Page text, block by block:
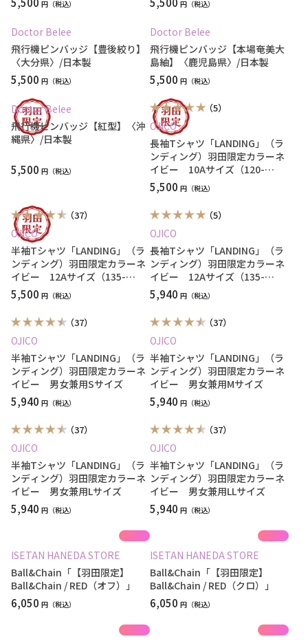
円 円
Doctor Belee
飛行機ピンバッジ【豊後絞り】
〈大分県〉/日本製
5,500 円
Doctor Belee
飛行機ピンバッジ【本場奄美大
島紬】〈鹿児島県〉/日本製
5,500 円
Doctor Belee
飛行機ピンバッジ【紅型】〈沖
縄県〉/日本製
5,500 円
（5）
OJICO
長袖Tシャツ「LANDING」（ラ
ンディング）羽田限定カラーネ
イビー 10Aサイズ（120-
130cm）
5,500 円
（37）
OJICO
半袖Tシャツ「LANDING」（ラ
ンディング）羽田限定カラーネ
イビー 12Aサイズ（135-
145cm）
5,500 円
（5）
OJICO
長袖Tシャツ「LANDING」（ラ
ンディング）羽田限定カラーネ
イビー 12Aサイズ（135-
145cm）
5,940 円
（37）
OJICO
半袖Tシャツ「LANDING」（ラ
ンディング）羽田限定カラーネ
イビー 男女兼用Sサイズ
5,940 円
（37）
OJICO
半袖Tシャツ「LANDING」（ラ
ンディング）羽田限定カラーネ
イビー 男女兼用Mサイズ
5,940 円
（37）
OJICO
半袖Tシャツ「LANDING」（ラ
ンディング）羽田限定カラーネ
イビー 男女兼用Lサイズ
5,940 円
（37）
OJICO
半袖Tシャツ「LANDING」（ラ
ンディング）羽田限定カラーネ
イビー 男女兼用LLサイズ
5,940 円
ISETAN HANEDA STORE
Ball&Chain「【羽田限定】
Ball&Chain / RED（オフ）」
6,050 円
ISETAN HANEDA STORE
Ball&Chain「【羽田限定】
Ball&Chain / RED（クロ）」
6,050 円